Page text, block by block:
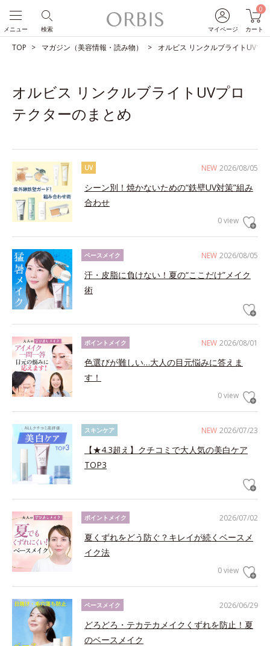
マイページ
0
カート
検索
メニュー
TOP マガジン（美容情報・読み物） オルビス リンクルブライトUVプ
オルビス リンクルブライトUVプロ
テクターのまとめ
NEW 2026/08/05
UV
シーン別！焼かないための“鉄壁UV対策”組み
合わせ
0 view
NEW 2026/08/05
ベースメイク
汗・皮脂に負けない！夏の“ここだけ”メイク
術
NEW 2026/08/01
ポイントメイク
色選びが難しい…大人の目元悩みに答えま
す！
0 view
NEW 2026/07/23
スキンケア
【★4.3超え】クチコミで大人気の美白ケア
TOP3
2026/07/02
ポイントメイク
夏くずれをどう防ぐ？キレイが続くベースメ
イク法
0 view
2026/06/29
ベースメイク
どろどろ・テカテカメイクくずれを防止！夏
のベースメイク